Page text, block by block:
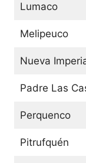
Lumaco
Melipeuco
Nueva
Padre Las
Perquenco
Pitrufquén